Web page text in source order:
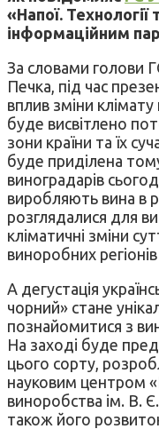
«Напої. Технології
інформаційним
За словами голови
Печка, під час
вплив зміни
буде висвітлено
зони країни та їх
буде приділена
виноградарів
виробляють вина в
розглядалися для
кліматичні зміни
виноробних
А дегустація
чорний» стане
познайомитися з
На заході буде
цього сорту,
науковим центром
виноробства ім. В.
також його